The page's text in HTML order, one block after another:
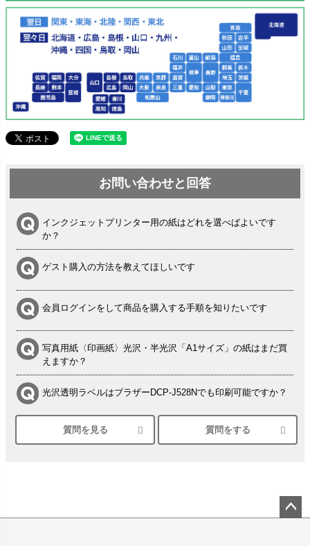
お問い合わせと回答
インクジェットプリンター用の紙はどれを選べばよいです
か？
ゲスト購入の方法を教えてほしいです
会員ログインをして商品を購入する手順を知りたいです
写真用紙〈印画紙〉光沢・半光沢「A1サイズ」の紙はまだ買
えますか？
光沢透明ラベルはブラザーDCP-J528Nでも印刷可能ですか？
シルバーペーパーにEPSON EP-30VAで印刷するときの設定
は？
塩ビのロール紙で離型紙が透明の商品はありますか
質問を見る 質問をする